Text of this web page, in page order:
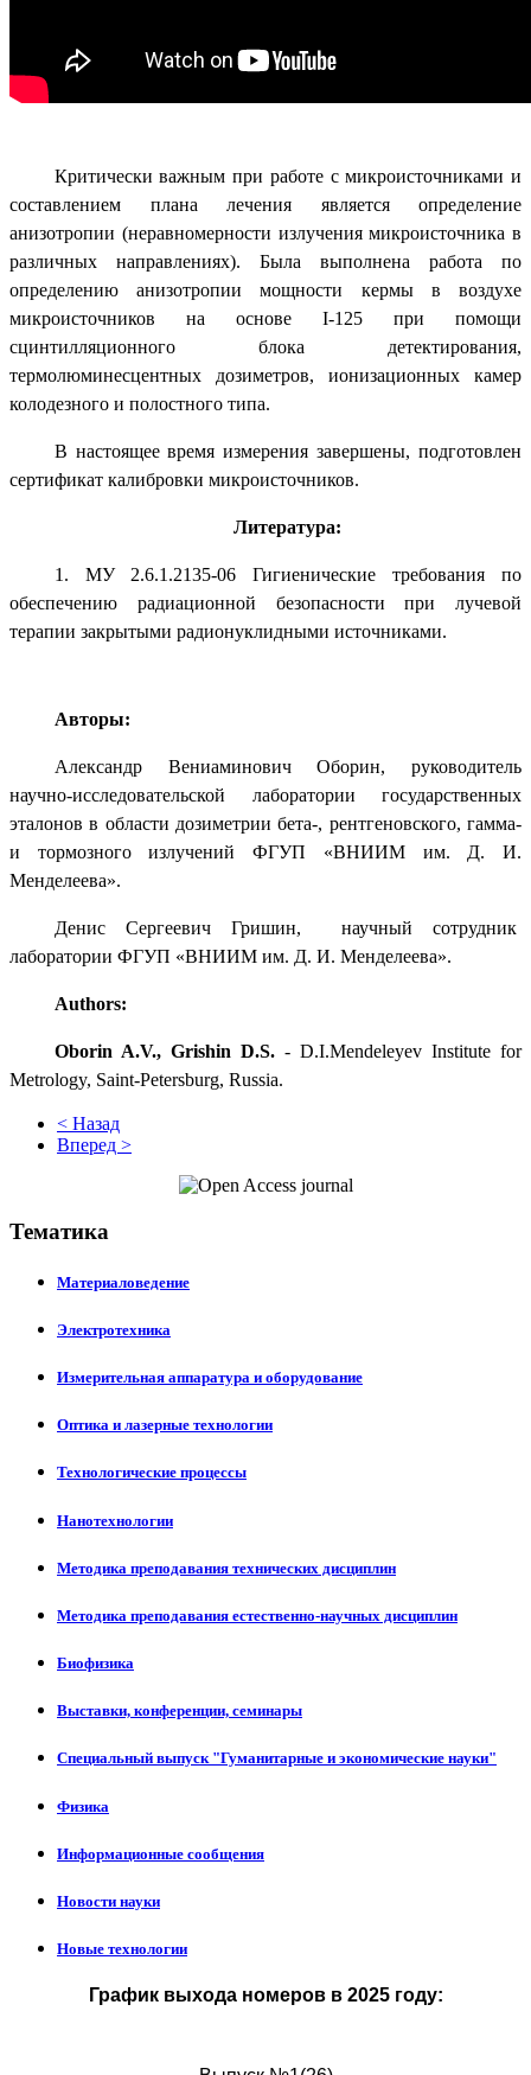
Критически важным при работе с микроисточниками и
составлением плана лечения является определение
анизотропии (неравномерности излучения микроисточника в
различных направлениях). Была выполнена работа по
определению анизотропии мощности кермы в воздухе
микроисточников на основе I-125 при помощи
сцинтилляционного блока детектирования,
термолюминесцентных дозиметров, ионизационных камер
колодезного и полостного типа.
В настоящее время измерения завершены, подготовлен
сертификат калибровки микроисточников.
Литература:
1. МУ 2.6.1.2135-06 Гигиенические требования по
обеспечению радиационной безопасности при лучевой
терапии закрытыми радионуклидными источниками.
Авторы:
Александр Вениаминович Оборин, руководитель
научно-исследовательской лаборатории государственных
эталонов в области дозиметрии бета-, рентгеновского, гамма-
и тормозного излучений ФГУП «ВНИИМ им. Д. И.
Менделеева».
Денис Сергеевич Гришин, научный сотрудник
лаборатории ФГУП «ВНИИМ им. Д. И. Менделеева».
Authors:
Oborin A.V., Grishin D.S. - D.I.Mendeleyev Institute for
Metrology, Saint-Petersburg, Russia.
< Назад
Вперед >
Тематика
Материаловедение
Электротехника
Измерительная аппаратура и оборудование
Оптика и лазерные технологии
Технологические процессы
Нанотехнологии
Методика преподавания технических дисциплин
Методика преподавания естественно-научных дисциплин
Биофизика
Выставки, конференции, семинары
Специальный выпуск "Гуманитарные и экономические науки"
Физика
Информационные сообщения
Новости науки
Новые технологии
График выхода номеров в 2025 году: